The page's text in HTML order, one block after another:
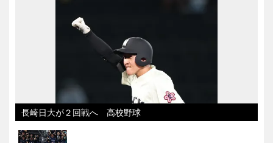
長崎日大が２回戦へ 高校野球